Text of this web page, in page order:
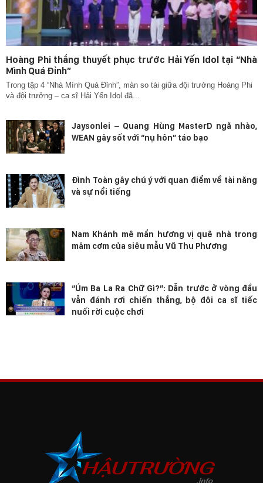
Hoàng Phi thắng thuyết phục trước Hải Yến Idol tại “Nhà
Mình Quá Đỉnh”
Trong tập 4 “Nhà Mình Quá Đỉnh”, màn so tài giữa đội trưởng Hoàng Phi
và đội trưởng – ca sĩ Hải Yến Idol đã...
Jaysonlei – Quang Hùng MasterD ngã nhào,
WEAN gây sốt với “nụ hôn” táo bạo
Đình Toàn gây chú ý với quan điểm về tài năng
và sự nổi tiếng
Nam Khánh mê mẩn hương vị quê nhà trong
mâm cơm của siêu mẫu Vũ Thu Phương
“Úm Ba La Ra Chữ Gì?”: Dẫn trước ở vòng đầu
vẫn đánh rơi chiến thắng, bộ đôi ca sĩ tiếc
nuối rời cuộc chơi